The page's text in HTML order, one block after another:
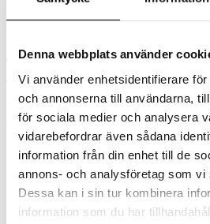
Denna webbplats använder
Vi använder enhetsidentifierare
och annonserna till användarna,
för sociala medier och analysera
vidarebefordrar även sådana
information från din enhet till de
annons- och analysföretag som vi
Dessa kan i sin tur kombinera
information som du har
Prevention
Islandsmodellen har inte
utanför Island
Islandsmodellen har ännu inte
samling forskare vill se starkare evidens
Effektutvärderingar tar tid, svarar Planet
spridning till ett ...